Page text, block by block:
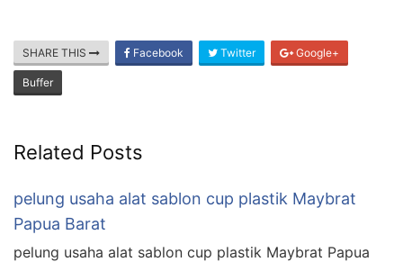
SHARE THIS Facebook Twitter Google+
Buffer
Related Posts
pelung usaha alat sablon cup plastik Maybrat
Papua Barat
pelung usaha alat sablon cup plastik Maybrat Papua